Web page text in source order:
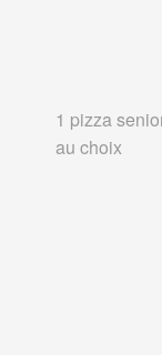
1 pizza
au choix